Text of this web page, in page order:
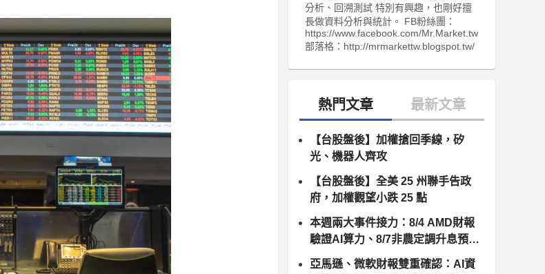
分析、回溯測試 特別有興趣，也剛好擅
長做資料分析與統計。 FB粉絲團：
https://www.facebook.com/Mr.Market.tw
部落格：http://mrmarkettw.blogspot.tw/
【台股盤後】加權搶回季線，矽
光、機器人齊攻
【台股盤後】全美 25 州聯手告政
府，加權觀望小跌 25 點
本週兩大事件接力：8/4 AMD財報
驗證AI算力、8/7非農定調升息預
期，台股供應鏈誰卡位最佳？
亞馬遜、微軟財報雙重確認：AI資